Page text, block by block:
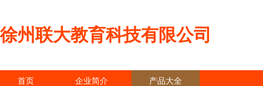
徐州联大教育科技有限公司
首页 企业简介 产品大全